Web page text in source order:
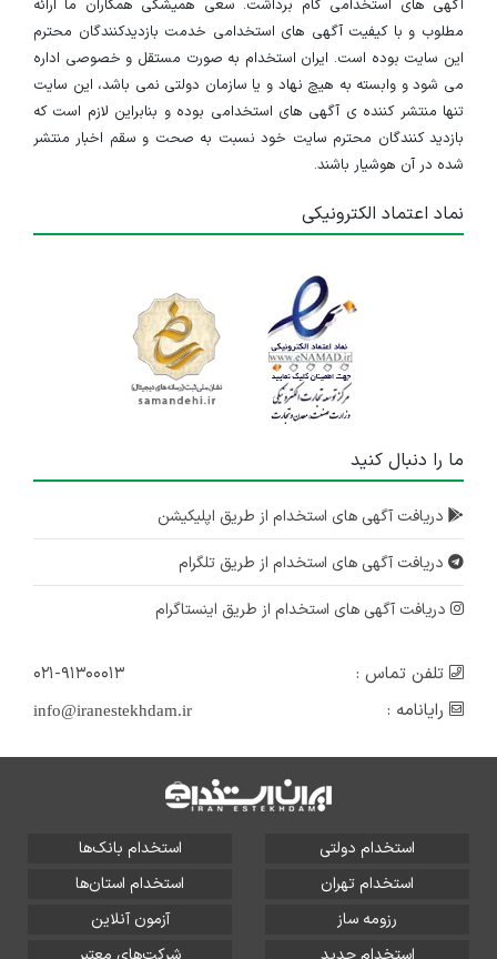
آگهی های استخدامی گام برداشت. سعی همیشگی همکاران ما ارائه
مطلوب و با کیفیت آگهی های استخدامی خدمت بازدیدکنندگان محترم
این سایت بوده است. ایران استخدام به صورت مستقل و خصوصی اداره
می شود و وابسته به هیچ نهاد و یا سازمان دولتی نمی باشد، این سایت
تنها منتشر کننده ی آگهی های استخدامی بوده و بنابراین لازم است که
بازدید کنندگان محترم سایت خود نسبت به صحت و سقم اخبار منتشر
شده در آن هوشیار باشند.
نماد اعتماد الکترونیکی
ما را دنبال کنید
دریافت آگهی های استخدام از طریق اپلیکیشن
دریافت آگهی های استخدام از طریق تلگرام
دریافت آگهی های استخدام از طریق اینستاگرام
تلفن تماس :
۰۲۱-۹۱۳۰۰۰۱۳
رایانامه :
info@iranestekhdam.ir
استخدام دولتی
استخدام بانک‌ها
استخدام تهران
استخدام استان‌ها
رزومه ساز
آزمون آنلاین